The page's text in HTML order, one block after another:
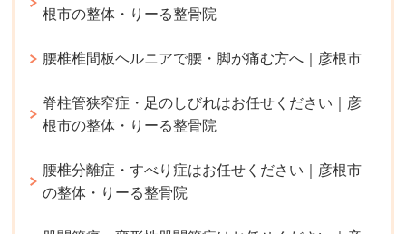
根市の整体・りーる整骨院
腰椎椎間板ヘルニアで腰・脚が痛む方へ｜彦根市
脊柱管狭窄症・足のしびれはお任せください｜彦
根市の整体・りーる整骨院
腰椎分離症・すべり症はお任せください｜彦根市
の整体・りーる整骨院